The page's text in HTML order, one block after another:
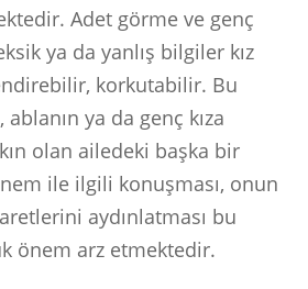
Adet görme ve genç
ya da yanlış bilgiler kız
korkutabilir. Bu
ya da genç kıza
olan ailedeki başka bir
ile ilgili konuşması, onun
aydınlatması bu
önem arz etmektedir.